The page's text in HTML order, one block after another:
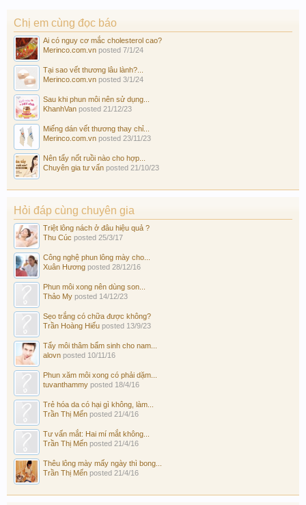
Chị em cùng đọc báo
Ai có nguy cơ mắc cholesterol cao?
Merinco.com.vn posted 7/1/24
Tại sao vết thương lâu lành?...
Merinco.com.vn posted 3/1/24
Sau khi phun môi nên sử dụng...
KhanhVan posted 21/12/23
Miếng dán vết thương thay chỉ...
Merinco.com.vn posted 23/11/23
Nên tẩy nốt ruồi nào cho hợp...
Chuyên gia tư vấn posted 21/10/23
Hỏi đáp cùng chuyên gia
Triệt lông nách ở đâu hiệu quả ?
Thu Cúc posted 25/3/17
Công nghệ phun lông mày cho...
Xuân Hương posted 28/12/16
Phun môi xong nên dùng son...
Thảo My posted 14/12/23
Sẹo trắng có chữa được không?
Trần Hoàng Hiếu posted 13/9/23
Tẩy môi thâm bẩm sinh cho nam...
alovn posted 10/11/16
Phun xăm môi xong có phải dặm...
tuvanthammy posted 18/4/16
Trẻ hóa da có hại gì không, làm...
Trần Thị Mến posted 21/4/16
Tư vấn mắt: Hai mí mắt không...
Trần Thị Mến posted 21/4/16
Thêu lông mày mấy ngày thì bong...
Trần Thị Mến posted 21/4/16